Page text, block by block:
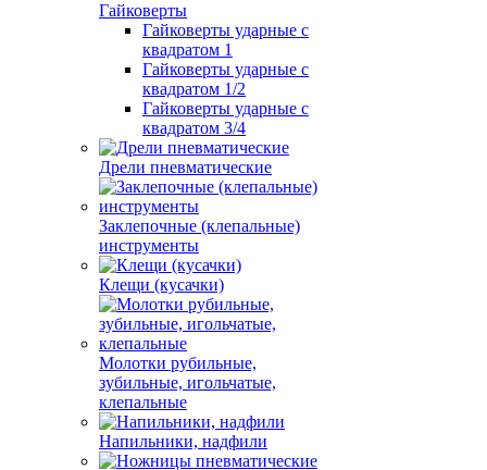
Гайковерты
Гайковерты ударные с
квадратом 1
Гайковерты ударные с
квадратом 1/2
Гайковерты ударные с
квадратом 3/4
Дрели пневматические
Заклепочные (клепальные)
инструменты
Клещи (кусачки)
Молотки рубильные,
зубильные, игольчатые,
клепальные
Напильники, надфили